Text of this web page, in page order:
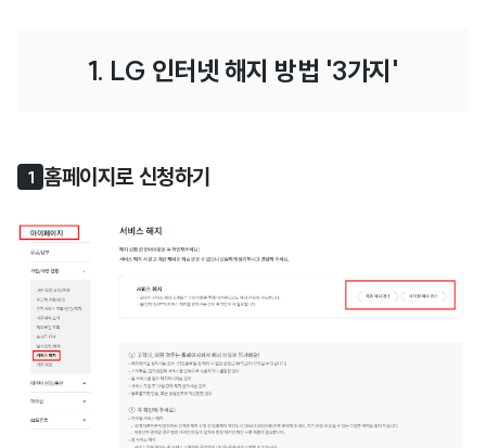
1. LG 인터넷 해지 방법 '3가지'
1 홈페이지로 신청하기